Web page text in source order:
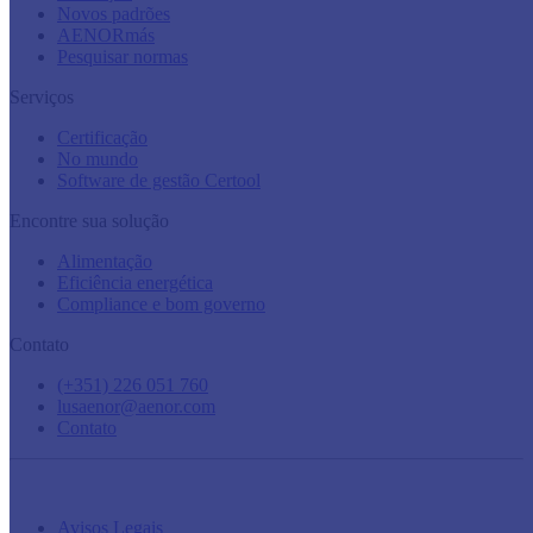
Novos padrões
AENORmás
Pesquisar normas
Serviços
Certificação
No mundo
Software de gestão Certool
Encontre sua solução
Alimentação
Eficiência energética
Compliance e bom governo
Contato
(+351) 226 051 760
lusaenor@aenor.com
Contato
Avisos Legais